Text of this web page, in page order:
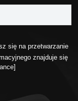
się na przetwarzanie
znajduje się